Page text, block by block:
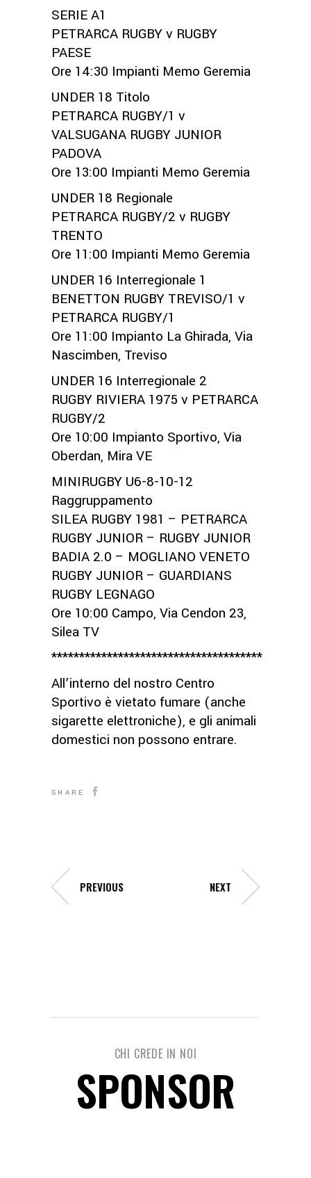
SERIE A1
PETRARCA RUGBY v RUGBY
PAESE
Ore 14:30 Impianti Memo Geremia
UNDER 18 Titolo
PETRARCA RUGBY/1 v
VALSUGANA RUGBY JUNIOR
PADOVA
Ore 13:00 Impianti Memo Geremia
UNDER 18 Regionale
PETRARCA RUGBY/2 v RUGBY
TRENTO
Ore 11:00 Impianti Memo Geremia
UNDER 16 Interregionale 1
BENETTON RUGBY TREVISO/1 v
PETRARCA RUGBY/1
Ore 11:00 Impianto La Ghirada, Via
Nascimben, Treviso
UNDER 16 Interregionale 2
RUGBY RIVIERA 1975 v PETRARCA
RUGBY/2
Ore 10:00 Impianto Sportivo, Via
Oberdan, Mira VE
MINIRUGBY U6-8-10-12
Raggruppamento
SILEA RUGBY 1981 – PETRARCA
RUGBY JUNIOR – RUGBY JUNIOR
BADIA 2.0 – MOGLIANO VENETO
RUGBY JUNIOR – GUARDIANS
RUGBY LEGNAGO
Ore 10:00 Campo, Via Cendon 23,
Silea TV
**************************************
All’interno del nostro Centro
Sportivo è vietato fumare (anche
sigarette elettroniche), e gli animali
domestici non possono entrare.
SHARE
PREVIOUS NEXT
CHI CREDE IN NOI
SPONSOR